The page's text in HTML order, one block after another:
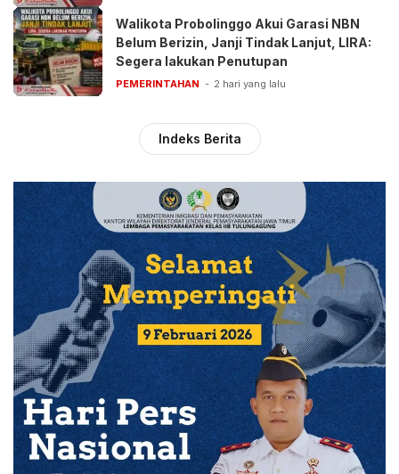
Walikota Probolinggo Akui Garasi NBN
Belum Berizin, Janji Tindak Lanjut, LIRA:
Segera lakukan Penutupan
PEMERINTAHAN 2 hari yang lalu
Indeks Berita